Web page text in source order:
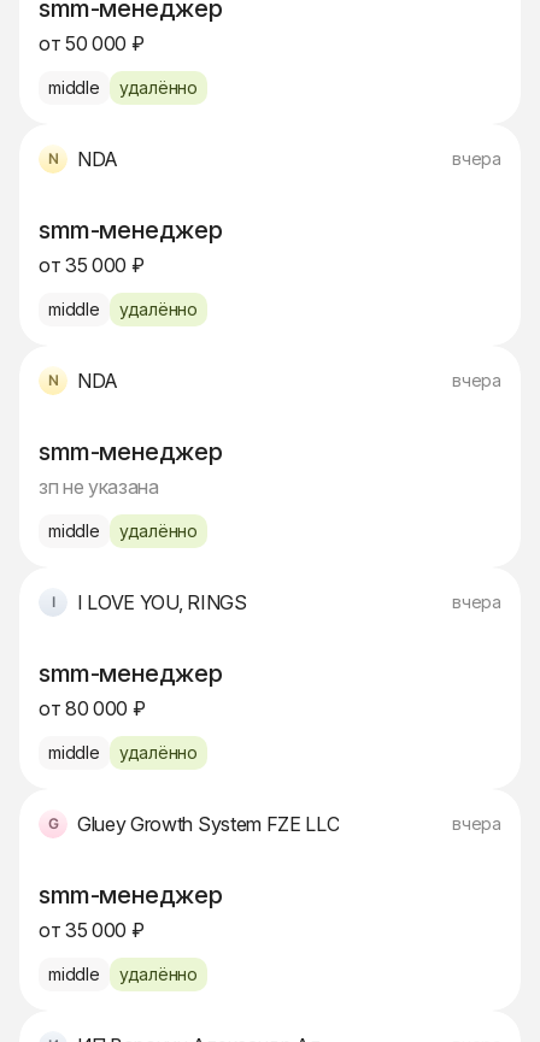
smm-менеджер
от 50 000 ₽
middle удалённо
NDA вчера
smm-менеджер
от 35 000 ₽
middle удалённо
NDA вчера
smm-менеджер
зп не указана
middle удалённо
I LOVE YOU, RINGS вчера
smm-менеджер
от 80 000 ₽
middle удалённо
Gluey Growth System FZE LLC вчера
smm-менеджер
от 35 000 ₽
middle удалённо